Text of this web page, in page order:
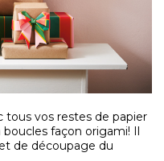
tous vos restes de papier
boucles façon origami! Il
de découpage du